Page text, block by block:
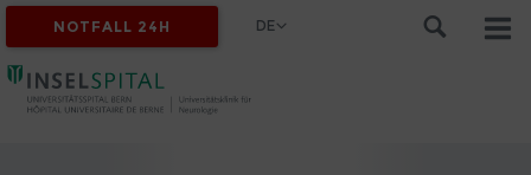
NOTFALL 24H DE